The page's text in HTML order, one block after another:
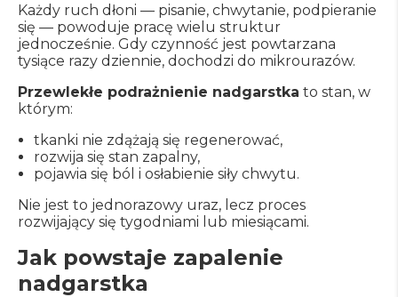
Każdy ruch dłoni — pisanie, chwytanie, podpieranie
się — powoduje pracę wielu struktur
jednocześnie. Gdy czynność jest powtarzana
tysiące razy dziennie, dochodzi do mikrourazów.
Przewlekłe podrażnienie nadgarstka to stan, w
którym:
tkanki nie zdążają się regenerować,
rozwija się stan zapalny,
pojawia się ból i osłabienie siły chwytu.
Nie jest to jednorazowy uraz, lecz proces
rozwijający się tygodniami lub miesiącami.
Jak powstaje zapalenie
nadgarstka